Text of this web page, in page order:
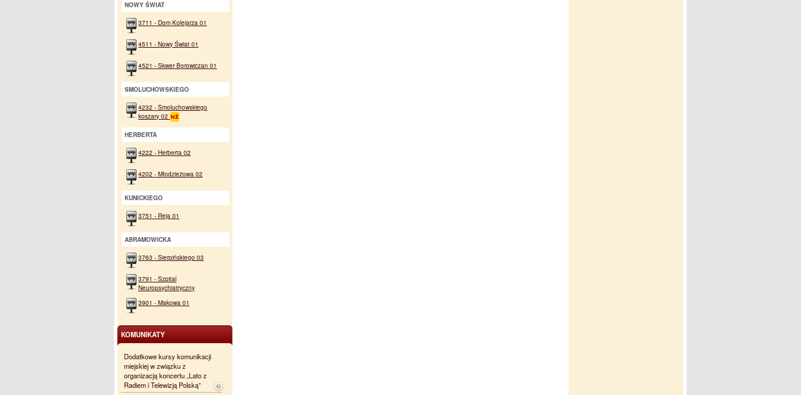
NOWY ŚWIAT
3711 - Dom Kolejarza 01
4511 - Nowy Świat 01
4521 - Skwer Borowiczan 01
SMOLUCHOWSKIEGO
4232 - Smoluchowskiego
koszary 02
HERBERTA
4222 - Herberta 02
4202 - Młodzieżowa 02
KUNICKIEGO
3751 - Reja 01
ABRAMOWICKA
3763 - Sierpińskiego 03
3791 - Szpital
Neuropsychiatryczny
3901 - Makowa 01
KOMUNIKATY
Dodatkowe kursy komunikacji
miejskiej w związku z
organizacją koncertu „Lato z
Radiem i Telewizją Polską”